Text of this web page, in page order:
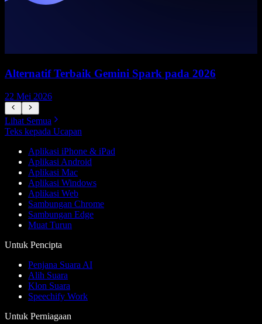
Alternatif Terbaik Gemini Spark pada 2026
22 Mei 2026
Lihat Semua
Teks kepada Ucapan
Aplikasi iPhone & iPad
Aplikasi Android
Aplikasi Mac
Aplikasi Windows
Aplikasi Web
Sambungan Chrome
Sambungan Edge
Muat Turun
Untuk Pencipta
Penjana Suara AI
Alih Suara
Klon Suara
Speechify Work
Untuk Perniagaan